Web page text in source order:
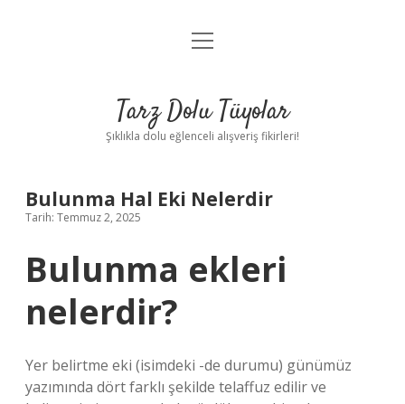
Anasayfa
Yasal Uyarı
menüyü
Tarz Dolu Tüyolar
Şıklıkla dolu eğlenceli alışveriş fikirleri!
Bulunma Hal Eki Nelerdir
Tarih: Temmuz 2, 2025
Bulunma ekleri
nelerdir?
Yer belirtme eki (isimdeki -de durumu) günümüz
yazımında dört farklı şekilde telaffuz edilir ve